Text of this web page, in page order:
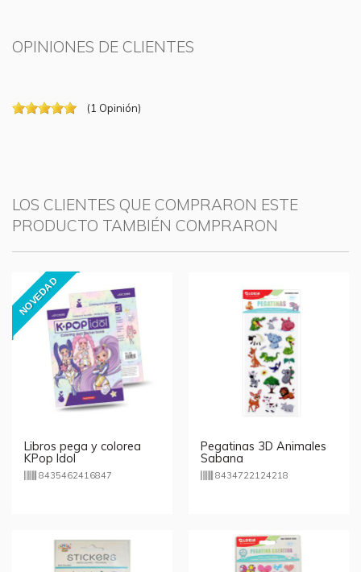
OPINIONES DE CLIENTES
(1 Opinión)
LOS CLIENTES QUE COMPRARON ESTE
PRODUCTO TAMBIÉN COMPRARON
NOVEDAD
Libros pega y colorea
KPop Idol
8435462416847
Pegatinas 3D Animales
Sabana
8434722124218